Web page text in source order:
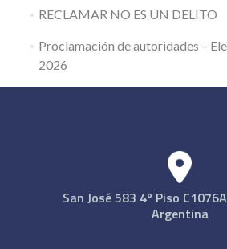
RECLAMAR NO ES UN DELITO
Proclamación de autoridades –
2026
San José 583 4º Piso
Argentina